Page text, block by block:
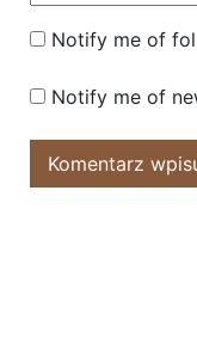
Notify me of
Notify me of